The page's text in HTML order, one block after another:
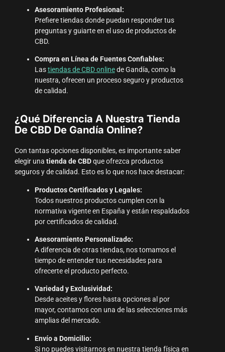
Asesoramiento Profesional:
Prefiere tiendas donde puedan responder tus
preguntas y guiarte en el uso de productos de
CBD.
Compra en Línea de Fuentes Confiables:
Lastiendas de CBD onlinede Gandía, como la
nuestra, ofrecen un proceso seguro y productos
de calidad.
¿Qué Diferencia A Nuestra Tienda
De CBD De Gandía Online?
Con tantas opciones disponibles, es importante saber
elegir una tienda de CBDque ofrezca productos
seguros y de calidad. Esto es lo que nos hace destacar:
Productos Certificados y Legales:
Todos nuestros productos cumplen con la
normativa vigente en España y están respaldados
por certificados de calidad.
Asesoramiento Personalizado:
A diferencia de otras tiendas, nos tomamos el
tiempo de entender tus necesidades para
ofrecerte el producto perfecto.
Variedad y Exclusividad:
Desde aceites y flores hasta opciones al por
mayor, contamos con una de las selecciones más
amplias del mercado.
Envío a Domicilio:
Si no puedes visitarnos en nuestra tienda física en